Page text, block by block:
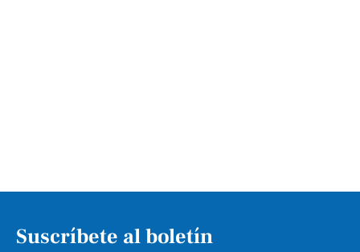
Suscríbete al boletín